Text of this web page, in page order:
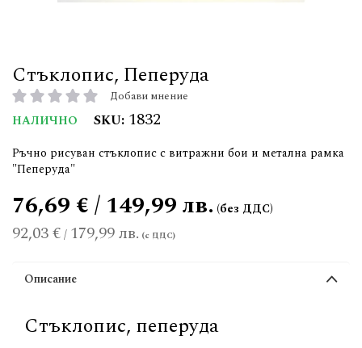
Стъклопис, Пеперуда
рейтинг: Добави мнение
НАЛИЧНО SKU 1832
Ръчно рисуван стъклопис с витражни бои и метална рамка
"Пеперуда"
92,03 €/ 179,99 лв.
76,69 € / 149,99 лв.
Описание
Стъклопис, пеперуда